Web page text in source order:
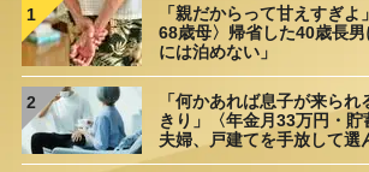
1
「親だからって甘えすぎよ
68歳母〉帰省した40歳長
には泊めない」
2
「何かあれば息子が来ら
きり」〈年金月33万円・
夫婦、戸建てを手放して選